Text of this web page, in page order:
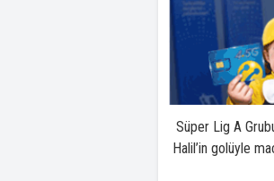
Süper Lig A
Halil’in golüyle